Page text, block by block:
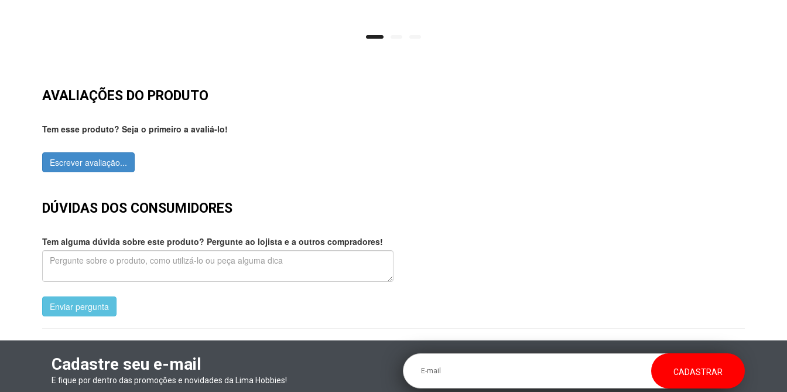
AVALIAÇÕES DO PRODUTO
Tem esse produto? Seja o primeiro a avaliá-lo!
Escrever avaliação...
DÚVIDAS DOS CONSUMIDORES
Tem alguma dúvida sobre este produto? Pergunte ao lojista e a outros compradores!
Enviar pergunta
Cadastre seu e-mail
E fique por dentro das promoções e novidades da Lima Hobbies!
E-mail